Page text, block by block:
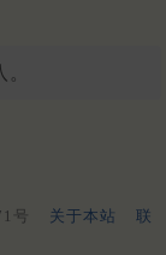
号 关于本站
联